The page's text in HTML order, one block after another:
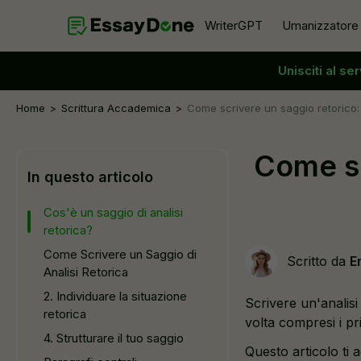
Umanizzatore AI gratuito
Rimozione AI dal testo
Riscrittore AI
Generatore di Argomenti
Generatore di Abstract
Generatore di Conclusioni per Saggi
WriterGPT Umanizzatore
Unisciti al
Home Scrittura Accademica Come scrivere un saggio
In questo articolo
Cos'è un saggio di analisi
retorica?
Come Scrivere un Saggio di
Analisi Retorica
2. Individuare la situazione
retorica
4. Strutturare il tuo saggio
Come
Scritto da
Scrivere
volta compresi i
Questo articolo ti